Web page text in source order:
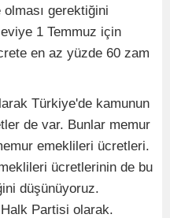
gerektiğini
1 Temmuz için
en az yüzde 60 zam
Türkiye'de kamunun
de var. Bunlar memur
emeklileri ücretleri.
ücretlerinin de bu
düşünüyoruz.
Partisi olarak.